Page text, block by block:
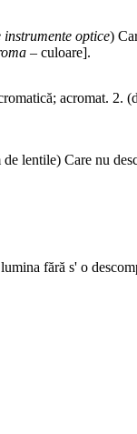
instrumente optice)
– culoare].
acromat. 2.
de lentile) Care nu
fără s' o